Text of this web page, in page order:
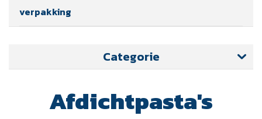
verpakking
Categorie
Afdichtpasta's